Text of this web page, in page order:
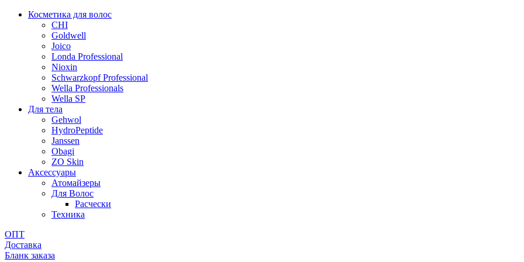
Косметика для волос
CHI
Goldwell
Joico
Londa Professional
Nioxin
Schwarzkopf Professional
Wella Professionals
Wella SP
Для тела
Gehwol
HydroPeptide
Janssen
Obagi
ZO Skin
Aксессуары
Атомайзеры
Для Волос
Расчески
Техника
ОПТ
Доставка
Бланк заказа